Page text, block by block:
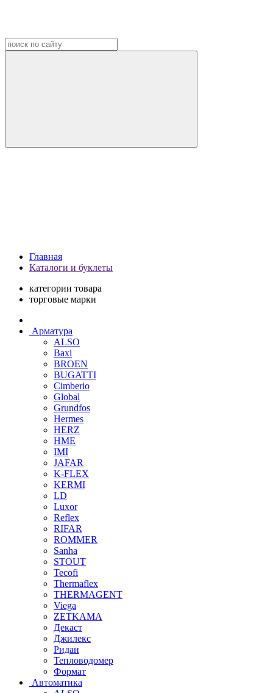
Главная
Каталоги и буклеты
категории товара
торговые марки
Арматура
ALSO
Baxi
BROEN
BUGATTI
Cimberio
Global
Grundfos
Hermes
HERZ
HME
IMI
JAFAR
K-FLEX
KERMI
LD
Luxor
Reflex
RIFAR
ROMMER
Sanha
STOUT
Tecofi
Thermaflex
THERMAGENT
Viega
ZETKAMA
Декаст
Джилекс
Ридан
Тепловодомер
Формат
Автоматика